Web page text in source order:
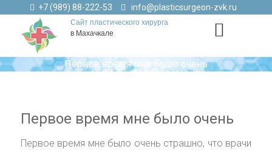
+7 (989) 88-222-53 info@plasticsurgeon-zvk.ru
Сайт пластического хирурга
в Махачкале
Первое время мне было очень
Первое время мне было очень
Первое время мне было очень страшно, что врачи